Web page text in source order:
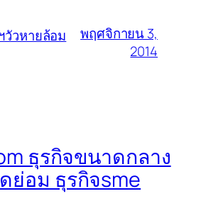
วัวหายล้อม
พฤศจิกายน 3,
2014
ธุรกิจขนาดกลาง
ย่อม ธุรกิจsme